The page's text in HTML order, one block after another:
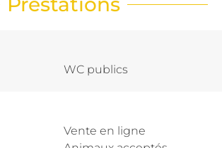
WC publics
Vente en ligne